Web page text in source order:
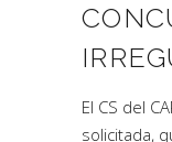
El CS del
solicitada,